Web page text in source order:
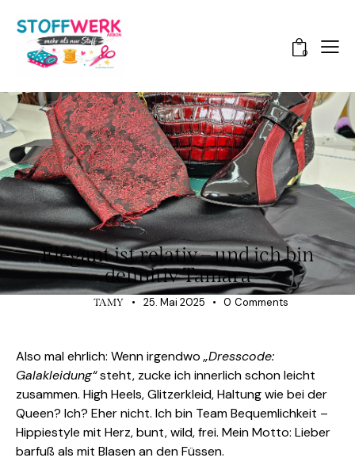
0
HINTER DEN KULISSEN
Elegant ist relativ – und ich bin
definitiv Tamara
TAMY 25. Mai 2025 0 Comments
Also mal ehrlich: Wenn irgendwo„Dresscode:
Galakleidung“steht, zucke ich innerlich schon leicht
zusammen. High Heels, Glitzerkleid, Haltung wie bei der
Queen? Ich? Eher nicht. Ich bin Team Bequemlichkeit –
Hippiestyle mit Herz, bunt, wild, frei. Mein Motto: Lieber
barfuß als mit Blasen an den Füssen.